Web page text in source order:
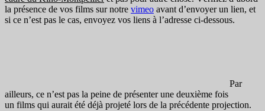
la présence de vos films sur notre vimeo avant d’envoyer un lien, et
si ce n’est pas le cas, envoyez vos liens à l’adresse ci-dessous.
Par
ailleurs, ce n’est pas la peine de présenter une deuxième fois
un films qui aurait été déjà projeté lors de la précédente projection.